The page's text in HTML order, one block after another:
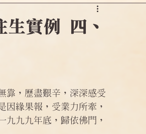
釋迦教念彌陀
生實例 四、
靠，歷盡艱辛，深深感受
因緣果報，受業力所牽，
九九九年底，歸依佛門，